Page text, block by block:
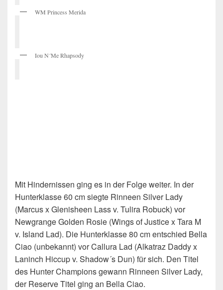
WM Princess Merida
Iou N´Me Rhapsody
Mit Hindernissen ging es in der Folge weiter. In der
Hunterklasse 60 cm siegte Rinneen Silver Lady
(Marcus x Glenisheen Lass v. Tulira Robuck) vor
Newgrange Golden Rosie (Wings of Justice x Tara M
v. Island Lad). Die Hunterklasse 80 cm entschied Bella
Ciao (unbekannt) vor Callura Lad (Alkatraz Daddy x
Laninch Hiccup v. Shadow´s Dun) für sich. Den Titel
des Hunter Champions gewann Rinneen Silver Lady,
der Reserve Titel ging an Bella Ciao.